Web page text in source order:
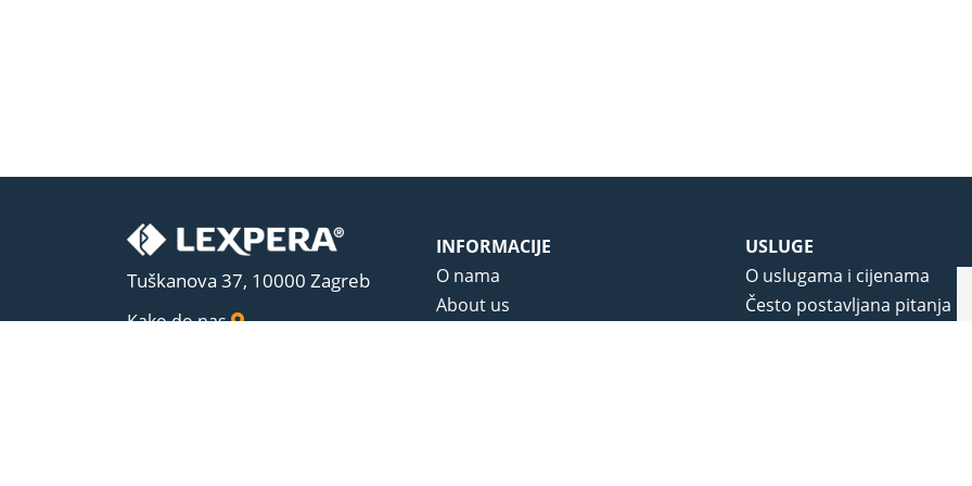
Tuškanova 37, 10000 Zagreb
Kako do nas
INFORMACIJE
O nama
About us
USLUGE
O uslugama i cijenama
Često postavljana pitanja